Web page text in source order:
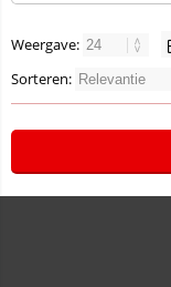
Weergave:
Sorteren: